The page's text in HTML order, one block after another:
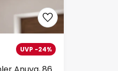
UVP -24%